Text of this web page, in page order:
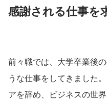
感謝される仕事を
前々職では、大学卒業後
うな仕事をしてきました
アを辞め、ビジネスの世